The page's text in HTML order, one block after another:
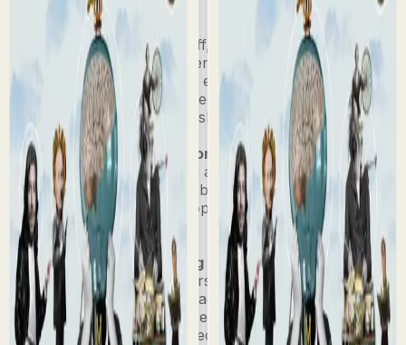
Veien mot eksamen
Påbyggskurset har mye stoff, og
eksamensforberedelser er en viktig del av kurset. Vi har
med tips og informasjon om eksamensoppgaver og hva
som forventes av elevene ved skriftlig eksamen. Dette
stoffet kan brukes som oppslagsdel under eksamen.
Elevnettsted med støtte for lesing og skriving
Elevene finner lydbokfiler til alle kapitlene, interaktive
oppgaver som elevene kan bruke til å repetere og drille
fagstoffet og ressurser og oppgaver som er til god hjelp
i arbeidet med lærestoffet.
Lærernettsted med forslag til prøver og oppgaver
På lærernettstedet er det forslag til
undervisningsopplegg, forslag til tverrfaglige
sjangeroppgaver, forslag til eksamensrettede oppgaver
og powerpointer som kan redigeres.